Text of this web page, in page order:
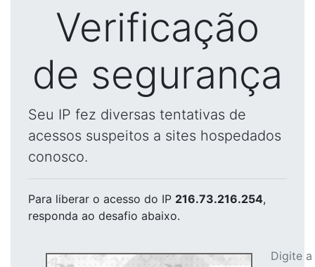
Verificação
de segurança
Seu IP fez diversas tentativas de
acessos suspeitos a sites hospedados
conosco.
Para liberar o acesso do IP 216.73.216.254,
responda ao desafio abaixo.
Digite